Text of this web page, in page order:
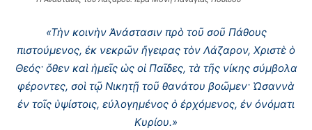
«Τὴν κοινὴν Ἀνάστασιν πρὸ τοῦ σοῦ Πάθους
πιστούμενος, ἐκ νεκρῶν ἤγειρας τὸν Λάζαρον, Χριστὲ ὁ
Θεός· ὅθεν καὶ ἡμεῖς ὡς οἱ Παῖδες, τὰ τῆς νίκης σύμβολα
φέροντες, σοὶ τῷ Νικητῇ τοῦ θανάτου βοῶμεν· Ὡσαννὰ
ἐν τοῖς ὑψίστοις, εὐλογημένος ὁ ἐρχόμενος, ἐν ὀνόματι
Κυρίου.»